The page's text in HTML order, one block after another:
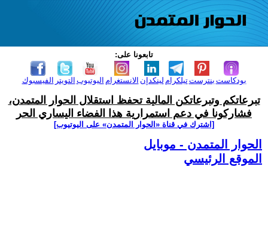
تابعونا على:
الفيسبوك التويتر اليوتيوب الانستغرام لينكدإن تيلكرامبنترست بودكاست
تبرعاتكم وتبرعاتكن المالية تحفظ استقلال الحوار المتمدن،
فشاركونا في دعم استمرارية هذا الفضاء اليساري الحر
[اشترك في قناة ‫«الحوار المتمدن» على اليوتيوب]
الحوار المتمدن - موبايل
الموقع الرئيسي